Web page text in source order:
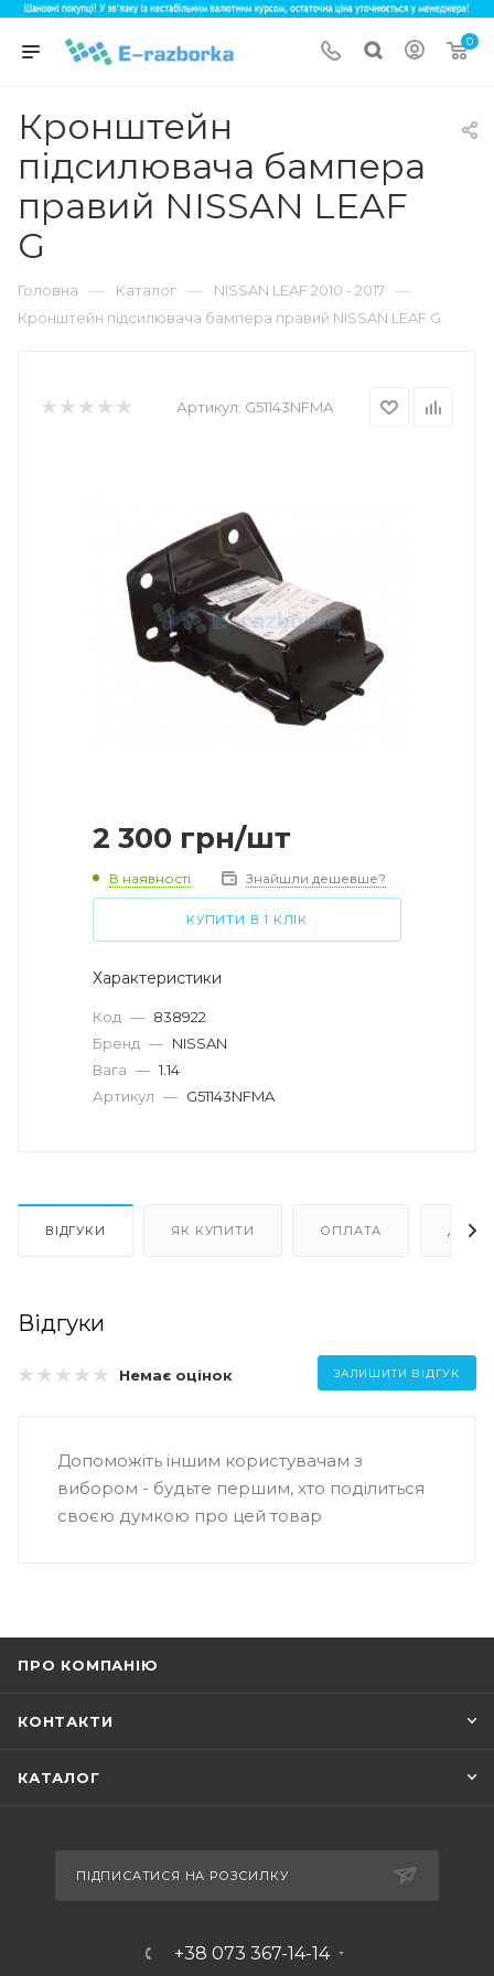
0
Кронштейн
підсилювача бампера
правий NISSAN LEAF
G
Головна — Каталог — NISSAN LEAF 2010 - 2017 —
Кронштейн підсилювача бампера правий NISSAN LEAF G
Артикул: G51143NFMA
2 300 грн/шт
В наявності Знайшли дешевше?
КУПИТИ В 1 КЛІК
Характеристики
Код — 838922
Бренд — NISSAN
Вага — 1.14
Артикул — G51143NFMA
ВІДГУКИ ЯК КУПИТИ ОПЛАТА
Відгуки
Немає оцінок ЗАЛИШИТИ ВІДГУК
Допоможіть іншим користувачам з
вибором - будьте першим, хто поділиться
своєю думкою про цей товар
ПРО КОМПАНІЮ
КОНТАКТИ
КАТАЛОГ
ПІДПИСАТИСЯ НА РОЗСИЛКУ
+38 073 367-14-14